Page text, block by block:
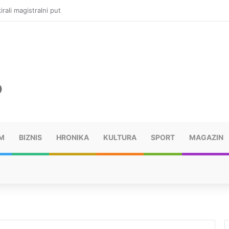
u selima kod Trebinja
BIZNIS HRONIKA KULTURA SPORT MAGAZIN